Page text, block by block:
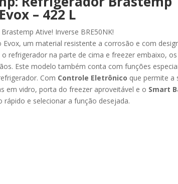
– 422 L
Ative! Inverse BRE50NK!
um material resistente a corrosão e com
refrigerador na parte de cima e freezer embaixo, os
Este modelo também conta com funções
Com Controle Eletrônico que permite a
em vidro, porta do freezer aproveitável e o Smart
e selecionar a função desejada.